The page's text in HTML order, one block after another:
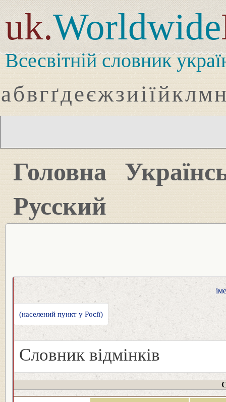
uk.Worldwide
Всесвітній словник
абвгґдеєжзиіїйклмн
Головна
Русский
(населений пункт у Росії)
Словник відмінків